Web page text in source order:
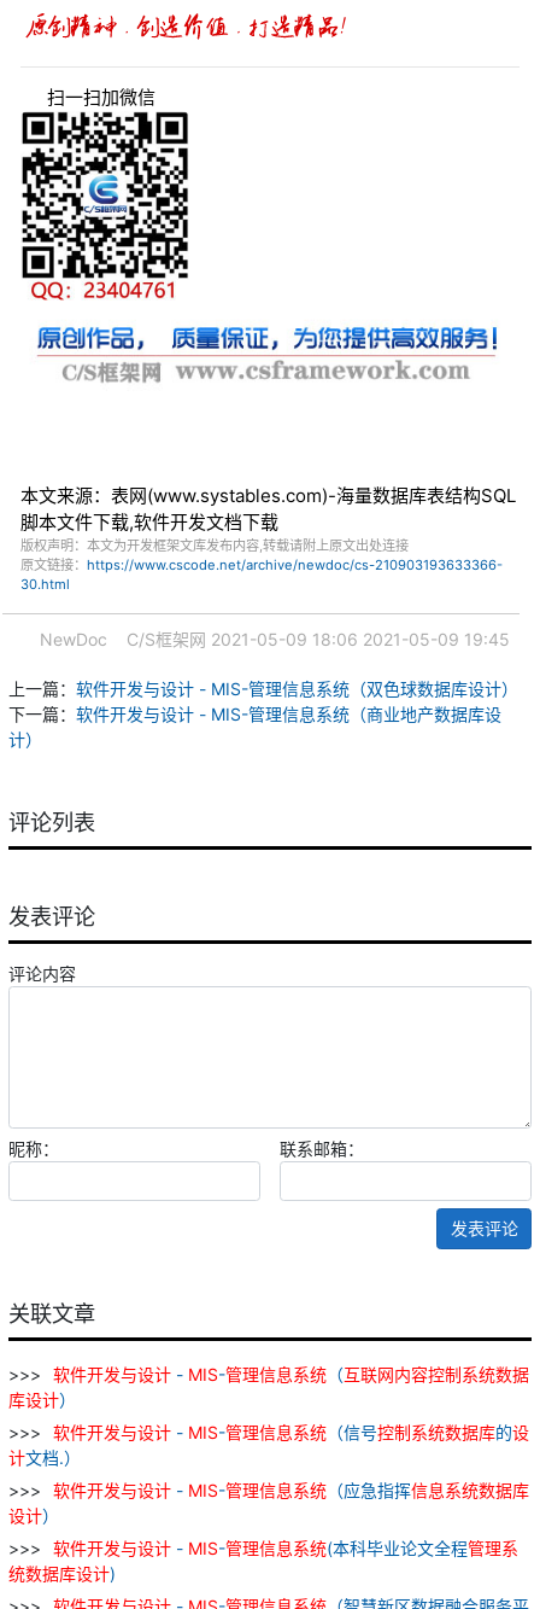
扫一扫加微信
本文来源：表网(www.systables.com)-海量数据库表结构SQL
脚本文件下载,软件开发文档下载
版权声明：本文为开发框架文库发布内容,转载请附上原文出处连接
原文链接： https://www.cscode.net/archive/newdoc/cs-210903193633366-
30.html
NewDoc C/S框架网 2021-05-09 18:06 2021-05-09 19:45
上一篇： 软件开发与设计 - MIS-管理信息系统（双色球数据库设计）
下一篇： 软件开发与设计 - MIS-管理信息系统（商业地产数据库设
计）
评论列表
发表评论
评论内容
昵称： 联系邮箱：
发表评论
关联文章
软件开发与设计 - MIS-管理信息系统 （互联网内容控制系统数据
库设计）
软件开发与设计 - MIS-管理信息系统 （信号控制系统数据库的设
计文档.）
软件开发与设计 - MIS-管理信息系统 （应急指挥信息系统数据库
设计）
软件开发与设计 - MIS-管理信息系统(本科毕业论文全程管理系
统数据库设计)